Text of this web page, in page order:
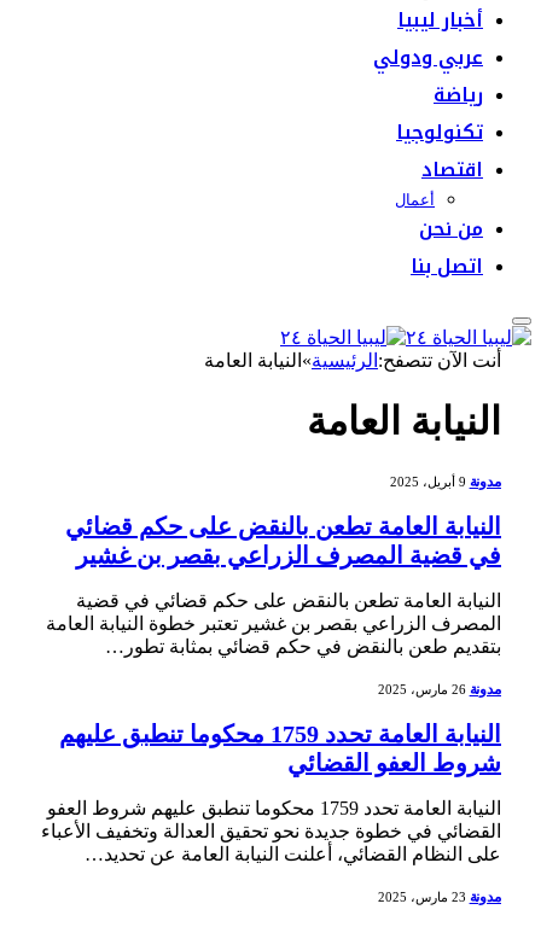
أخبار ليبيا
عربي ودولي
رياضة
تكنولوجيا
اقتصاد
أعمال
من نحن
اتصل بنا
أنت الآن تتصفح:الرئيسية»النيابة العامة
النيابة العامة
مدونة 9 أبريل، 2025
النيابة العامة تطعن بالنقض على حكم قضائي
في قضية المصرف الزراعي بقصر بن غشير
النيابة العامة تطعن بالنقض​ على حكم قضائي في قضية
المصرف الزراعي بقصر بن غشير تعتبر خطوة النيابة ​العامة
⁣بتقديم طعن بالنقض في حكم قضائي بمثابة تطور…
مدونة 26 مارس، 2025
النيابة العامة تحدد 1759 محكوما تنطبق عليهم
شروط العفو القضائي
النيابة العامة تحدد 1759 محكوما تنطبق عليهم شروط⁣ العفو
القضائي في خطوة جديدة نحو تحقيق العدالة وتخفيف الأعباء
على النظام القضائي،​ أعلنت النيابة العامة عن تحديد…
مدونة 23 مارس، 2025